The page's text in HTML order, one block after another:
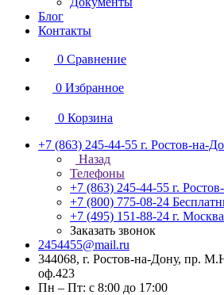
Блог
Контакты
0 Сравнение
0 Избранное
0 Корзина
+7 (863) 245-44-55 г. Ростов-на-
Назад
Телефоны
+7 (863) 245-44-55 г.
+7 (800) 775-08-24
+7 (495) 151-88-24 г. Москва
Заказать звонок
2454455@mail.ru
344068, г. Ростов-на-Дону, пр.
оф.423
Пн – Пт: с 8:00 до 17:00